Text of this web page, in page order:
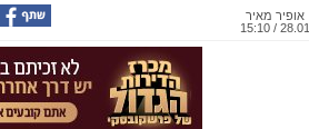
אופיר מאיר
28.01.24